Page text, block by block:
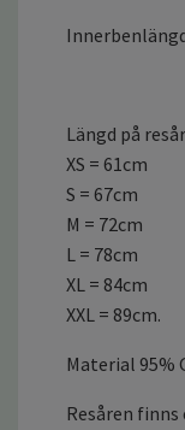
Längd på
XS = 61cm
S = 67cm
M = 72cm
L = 78cm
XL = 84cm
XXL = 89cm.
Material 95%
Resåren finns